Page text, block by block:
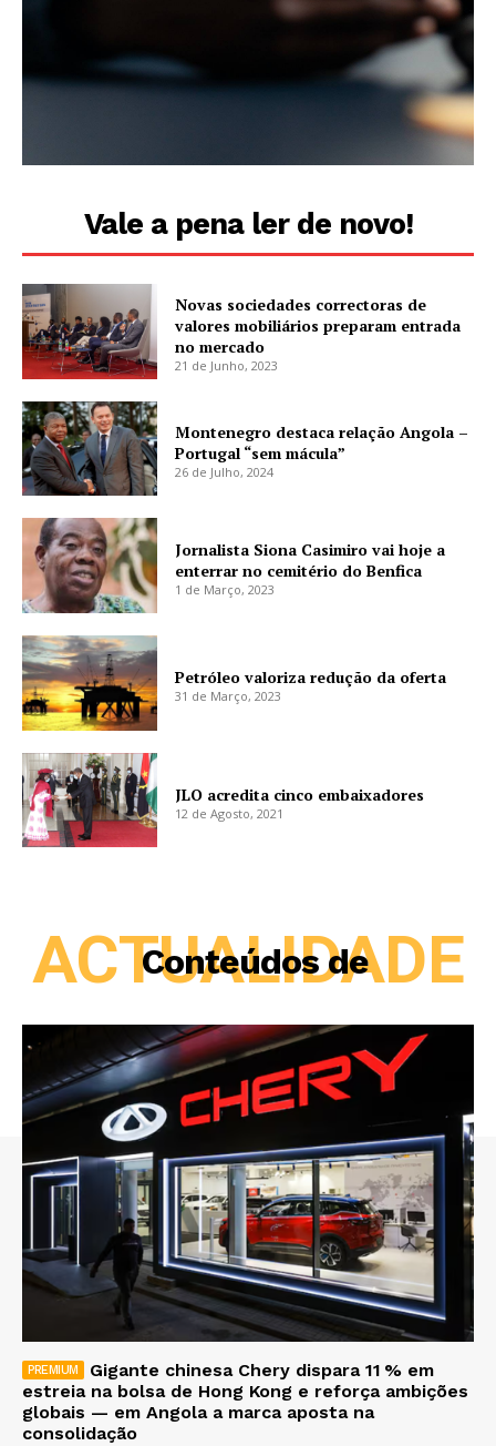
Vale a pena ler de novo!
Novas sociedades correctoras de
valores mobiliários preparam entrada
no mercado
21 de Junho, 2023
Montenegro destaca relação Angola –
Portugal “sem mácula”
26 de Julho, 2024
Jornalista Siona Casimiro vai hoje a
enterrar no cemitério do Benfica
1 de Março, 2023
Petróleo valoriza redução da oferta
31 de Março, 2023
JLO acredita cinco embaixadores
12 de Agosto, 2021
Conteúdos de
ACTUALIDADE
Gigante chinesa Chery dispara 11 % em
estreia na bolsa de Hong Kong e reforça ambições
globais — em Angola a marca aposta na
consolidação